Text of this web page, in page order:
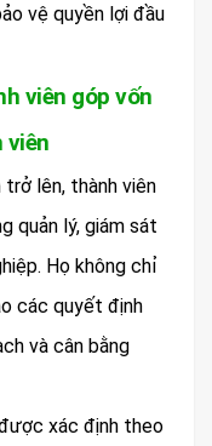
vệ quyền lợi đầu
viên góp vốn
viên
lên, thành viên
quản lý, giám sát
Họ không chỉ
các quyết định
và cân bằng
xác định theo